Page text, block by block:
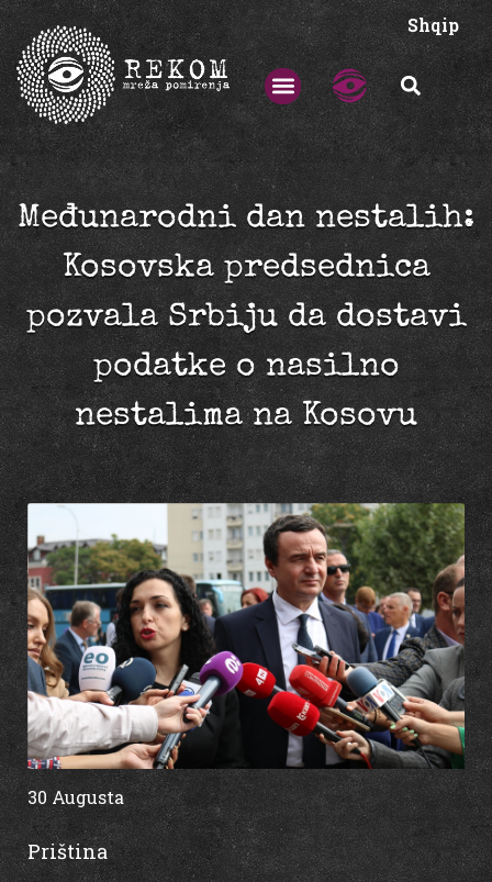
Shqip
Međunarodni dan nestalih:
Kosovska predsednica
pozvala Srbiju da dostavi
podatke o nasilno
nestalima na Kosovu
30 Augusta
15:45
Priština